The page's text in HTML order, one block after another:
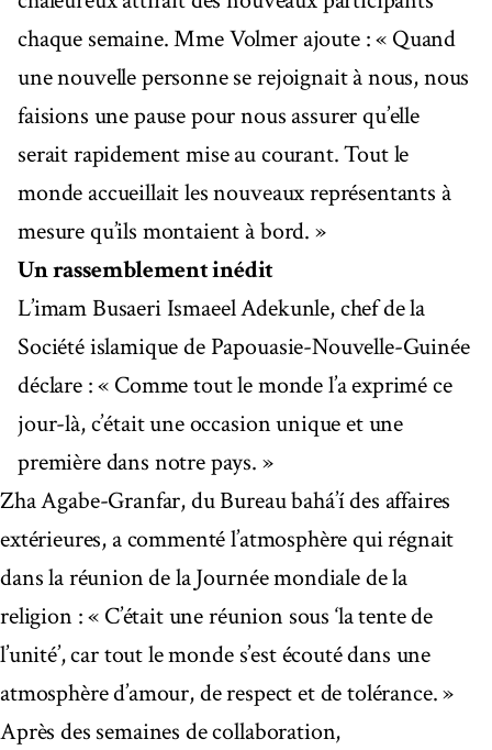
chaque semaine. Mme Volmer ajoute : « Quand
une nouvelle personne se rejoignait à nous, nous
faisions une pause pour nous assurer qu’elle
serait rapidement mise au courant. Tout le
monde accueillait les nouveaux représentants à
mesure qu’ils montaient à bord. »
Un rassemblement inédit
L’imam Busaeri Ismaeel Adekunle, chef de la
Société islamique de Papouasie-Nouvelle-Guinée
déclare : « Comme tout le monde l’a exprimé ce
jour-là, c’était une occasion unique et une
première dans notre pays. »
Zha Agabe-Granfar, du Bureau bahá’í des affaires
extérieures, a commenté l’atmosphère qui régnait
dans la réunion de la Journée mondiale de la
religion : « C’était une réunion sous ‘la tente de
l’unité’, car tout le monde s’est écouté dans une
atmosphère d’amour, de respect et de tolérance. »
Après des semaines de collaboration,